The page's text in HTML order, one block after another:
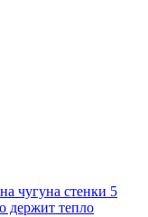
чугуна стенки 5
держит тепло